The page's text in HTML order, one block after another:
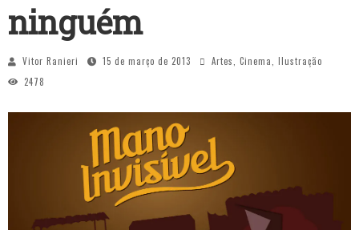
ninguém
Vitor Ranieri 15 de março de 2013 Artes Cinema
Ilustração
2478